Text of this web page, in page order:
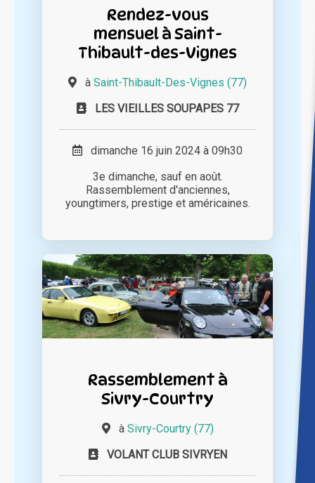
Rendez-vous
mensuel à Saint-
Thibault-des-Vignes
à Saint-Thibault-Des-Vignes (77)
LES VIEILLES SOUPAPES 77
dimanche 16 juin 2024 à 09h30
3e dimanche, sauf en août.
Rassemblement d'anciennes,
youngtimers, prestige et américaines.
Rassemblement à
Sivry-Courtry
à Sivry-Courtry (77)
VOLANT CLUB SIVRYEN